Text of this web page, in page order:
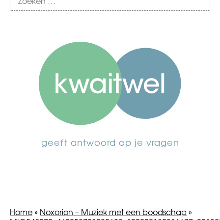
geeft antwoord op je vragen
Home» Noxorion – Muziek met een boodschap»